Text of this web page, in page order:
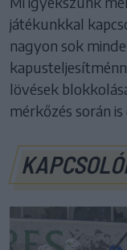
játékunkkal
nagyon sok
lövések
mérkőzés során